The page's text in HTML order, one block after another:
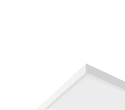
Заказ проекта освещения